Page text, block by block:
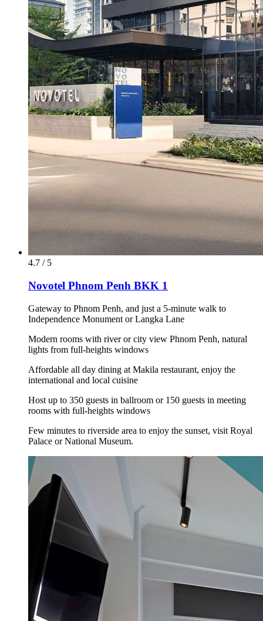
4.7 / 5
Novotel Phnom Penh BKK 1
Gateway to Phnom Penh, and just a 5-minute walk to
Independence Monument or Langka Lane
Modern rooms with river or city view Phnom Penh, natural
lights from full-heights windows
Affordable all day dining at Makila restaurant, enjoy the
international and local cuisine
Host up to 350 guests in ballroom or 150 guests in meeting
rooms with full-heights windows
Few minutes to riverside area to enjoy the sunset, visit Royal
Palace or National Museum.